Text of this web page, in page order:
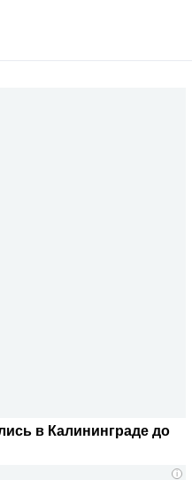
в Калининграде до
i